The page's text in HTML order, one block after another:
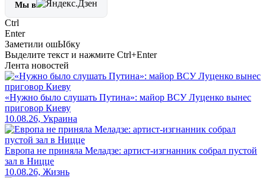
Мы в
Ctrl
Enter
Заметили ошЫбку
Выделите текст и нажмите Ctrl+Enter
Лента новостей
«Нужно было слушать Путина»: майор ВСУ Луценко вынес
приговор Киеву
10.08.26, Украина
Европа не приняла Меладзе: артист-изгнанник собрал пустой
зал в Ницце
10.08.26, Жизнь